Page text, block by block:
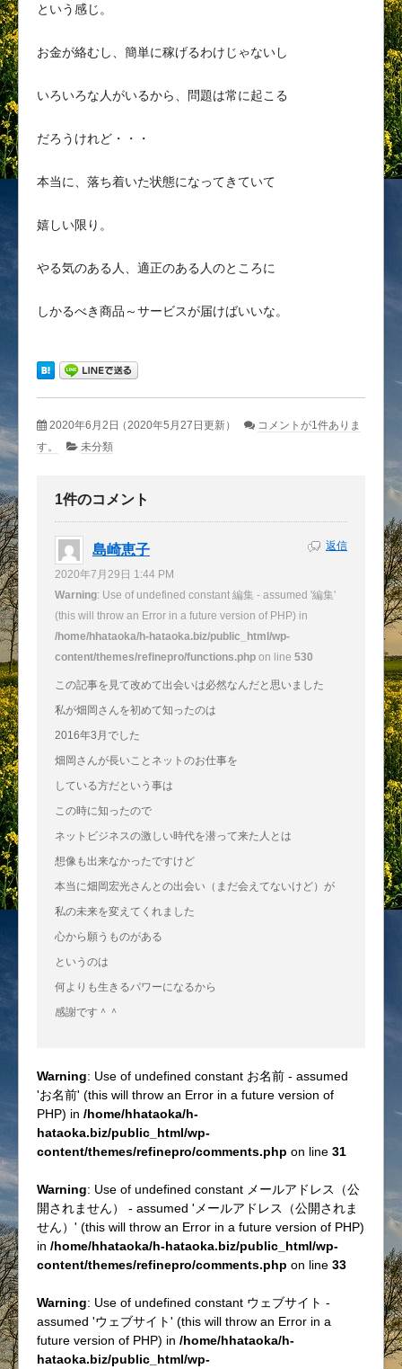
という感じ。
お金が絡むし、簡単に稼げるわけじゃないし
いろいろな人がいるから、問題は常に起こる
だろうけれど・・・
本当に、落ち着いた状態になってきていて
嬉しい限り。
やる気のある人、適正のある人のところに
しかるべき商品～サービスが届けばいいな。
2020年6月2日（2020年5月27日更新）
コメントが1件ありま
す。
未分類
1件のコメント
島崎恵子
2020年7月29日 1:44 PM
Warning: Use of undefined constant 編集 - assumed '編集'
(this will throw an Error in a future version of PHP) in
/home/hhataoka/h-hataoka.biz/public_html/wp-
content/themes/refinepro/functions.php on line 530
この記事を見て改めて出会いは必然なんだと思いました
私が畑岡さんを初めて知ったのは
2016年3月でした
畑岡さんが長いことネットのお仕事を
している方だという事は
この時に知ったので
ネットビジネスの激しい時代を潜って来た人とは
想像も出来なかったですけど
本当に畑岡宏光さんとの出会い（まだ会えてないけど）が
私の未来を変えてくれました
心から願うものがある
というのは
何よりも生きるパワーになるから
感謝です＾＾
返信
Warning: Use of undefined constant お名前 - assumed
'お名前' (this will throw an Error in a future version of
PHP) in /home/hhataoka/h-
hataoka.biz/public_html/wp-
content/themes/refinepro/comments.php on line 31
Warning: Use of undefined constant メールアドレス（公
開されません） - assumed 'メールアドレス（公開されま
せん）' (this will throw an Error in a future version of PHP)
in /home/hhataoka/h-hataoka.biz/public_html/wp-
content/themes/refinepro/comments.php on line 33
Warning: Use of undefined constant ウェブサイト -
assumed 'ウェブサイト' (this will throw an Error in a
future version of PHP) in /home/hhataoka/h-
hataoka.biz/public_html/wp-